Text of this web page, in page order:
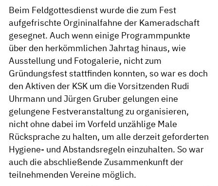
Beim Feldgottesdienst wurde die zum Fest
aufgefrischte Orgininalfahne der Kameradschaft
gesegnet. Auch wenn einige Programmpunkte
über den herkömmlichen Jahrtag hinaus, wie
Ausstellung und Fotogalerie, nicht zum
Gründungsfest stattfinden konnten, so war es doch
den Aktiven der KSK um die Vorsitzenden Rudi
Uhrmann und Jürgen Gruber gelungen eine
gelungene Festveranstaltung zu organisieren,
nicht ohne dabei im Vorfeld unzählige Male
Rücksprache zu halten, um alle derzeit geforderten
Hygiene- und Abstandsregeln einzuhalten. So war
auch die abschließende Zusammenkunft der
teilnehmenden Vereine möglich.